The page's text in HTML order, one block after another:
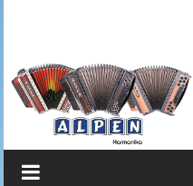
Harmonika
von
Alpen
Brillianter